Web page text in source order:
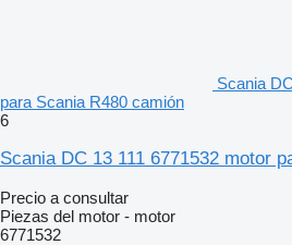
Scania
para Scania R480 camión
6
Scania DC 13 111 6771532 motor
Precio a consultar
Piezas del motor - motor
6771532